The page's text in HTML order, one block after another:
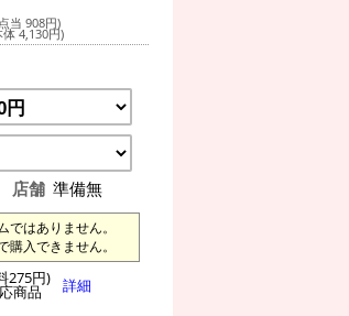
当 908円)
体 4,130円)
店舗 準備無
はありません。
購入できません。
275円)
商品 詳細